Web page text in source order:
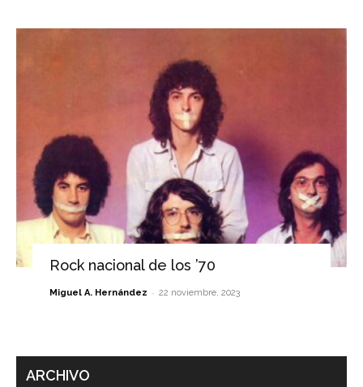
Rock nacional de los ’70
Miguel A. Hernández - 22 noviembre, 2023
ARCHIVO